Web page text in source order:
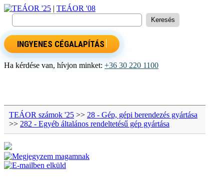
TEÁOR '25 | TEÁOR '08
INGYENES CÉGALAPÍTÁS
Ha kérdése van, hívjon minket: +36 30 220 1100
TEÁOR számok '25 >> 28 - Gép, gépi berendezés gyártása
>> 282 - Egyéb általános rendeltetésű gép gyártása